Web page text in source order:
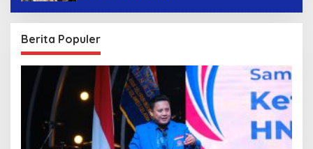
Berita Populer